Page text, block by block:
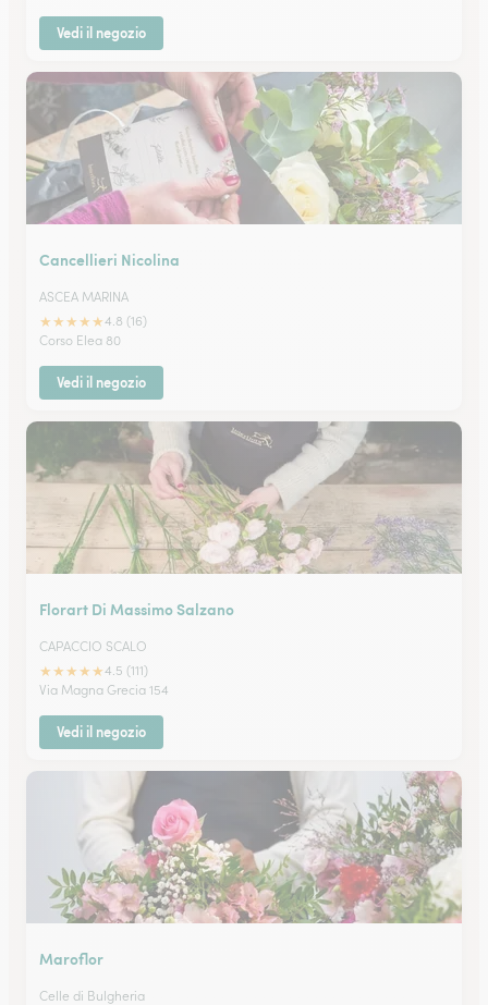
Vedi il negozio
Cancellieri Nicolina
ASCEA MARINA
★★★★★4.8 (16)
Corso Elea 80
Vedi il negozio
Florart Di Massimo Salzano
CAPACCIO SCALO
★★★★★4.5 (111)
Via Magna Grecia 154
Vedi il negozio
Maroflor
Celle di Bulgheria